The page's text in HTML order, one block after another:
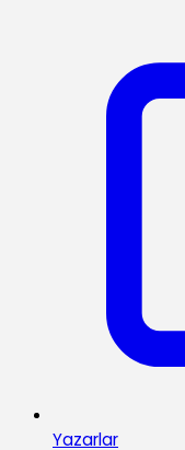
Yazarlar